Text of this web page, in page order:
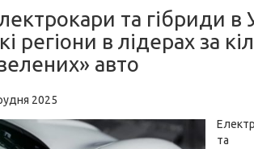
та гібриди в
регіони в лідерах за
авто
2025
та